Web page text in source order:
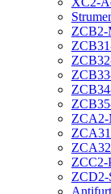
ZCB2-
ZCA2-
ZCC2-
ZCD2-